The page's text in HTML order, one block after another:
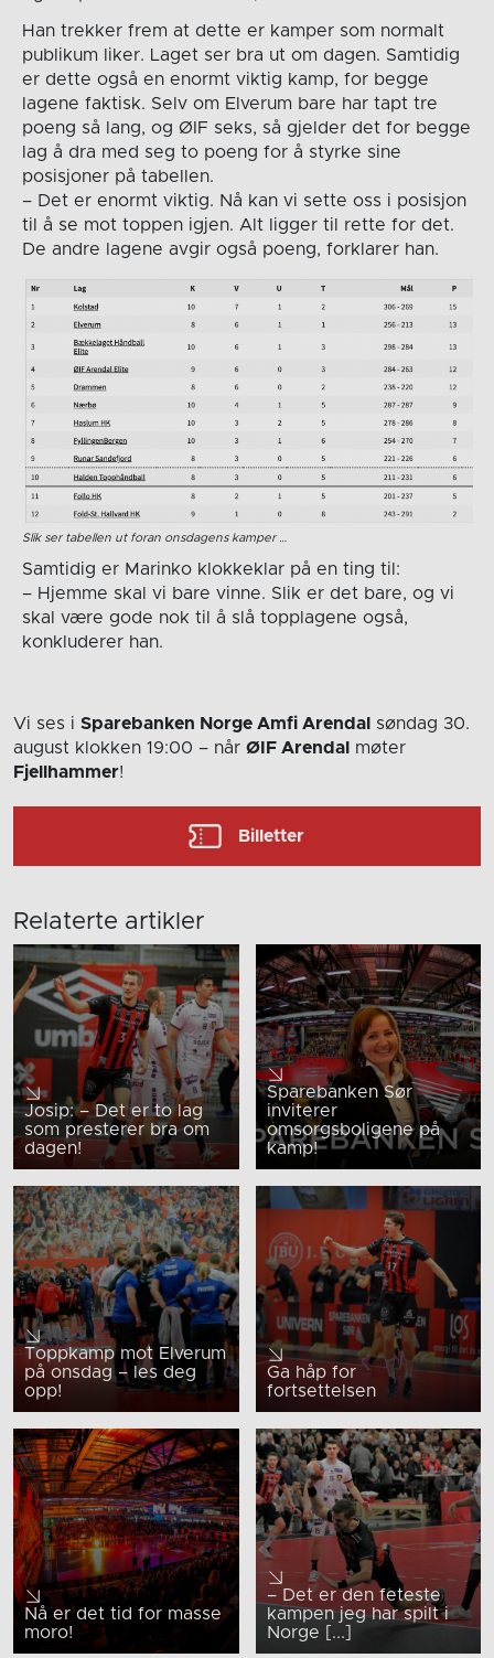
Han trekker frem at dette er kamper som normalt
publikum liker. Laget ser bra ut om dagen. Samtidig
er dette også en enormt viktig kamp, for begge
lagene faktisk. Selv om Elverum bare har tapt tre
poeng så lang, og ØIF seks, så gjelder det for begge
lag å dra med seg to poeng for å styrke sine
posisjoner på tabellen.
– Det er enormt viktig. Nå kan vi sette oss i posisjon
til å se mot toppen igjen. Alt ligger til rette for det.
De andre lagene avgir også poeng, forklarer han.
Slik ser tabellen ut foran onsdagens kamper …
Samtidig er Marinko klokkeklar på en ting til:
– Hjemme skal vi bare vinne. Slik er det bare, og vi
skal være gode nok til å slå topplagene også,
konkluderer han.
Vi ses i Sparebanken Norge Amfi Arendal søndag 30.
august klokken 19:00 – når ØIF Arendal møter
Fjellhammer!
Billetter
Relaterte artikler
Josip: – Det er to lag
som presterer bra om
dagen!
Sparebanken Sør
inviterer
omsorgsboligene på
kamp!
Toppkamp mot Elverum
på onsdag – les deg
opp!
Ga håp for
fortsettelsen
Nå er det tid for masse
moro!
– Det er den feteste
kampen jeg har spilt i
Norge [...]